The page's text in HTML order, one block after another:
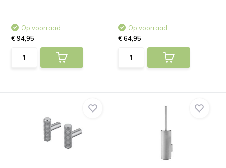
Op voorraad
€ 94,95
Op voorraad
€ 64,95